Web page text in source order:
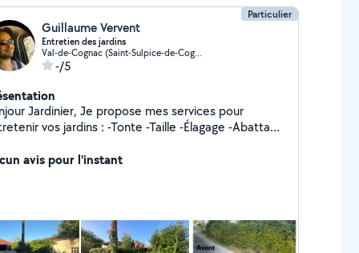
Particulier
Guillaume Vervent
Entretien des jardins
Val-de-Cognac (Saint-Sulpice-de-Cognac)
-/5
mes services pour
vos jardins : -Tonte -Taille -Élagage -Abattage
-Débarrasse de tout encombrants
avis pour l'instant